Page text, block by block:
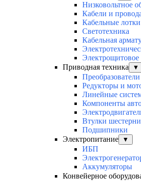
Низковольтное
Кабели и
Кабельные лотки
Светотехника
Кабельная
Электрощитовое
Приводная техника
▼
Редукторы и
Линейные
Компоненты
Втулки
Подшипники
Электропитание
▼
ИБП
Аккумуляторы
Конвейерное